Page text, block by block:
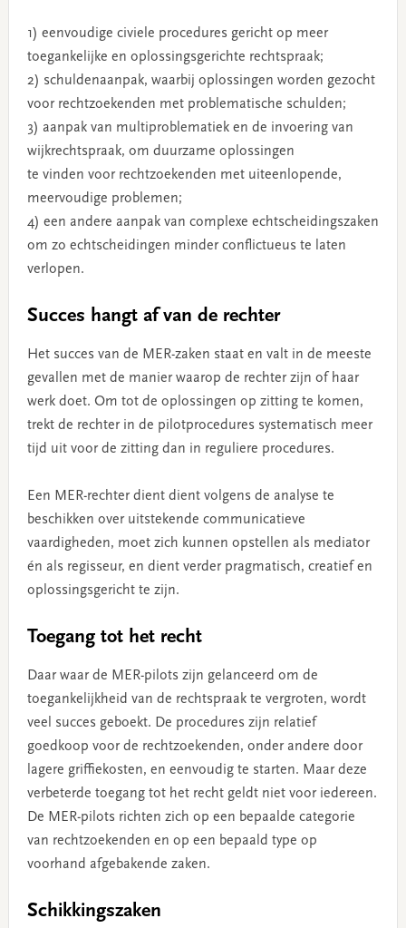
1) eenvoudige civiele procedures gericht op meer
toegankelijke en oplossingsgerichte rechtspraak;
2) schuldenaanpak, waarbij oplossingen worden gezocht
voor rechtzoekenden met problematische schulden;
3) aanpak van multi­problematiek en de invoering van
wijkrechtspraak, om duurzame oplossingen
te vinden voor rechtzoekenden met uiteenlopende,
meervoudige problemen;
4) een andere aanpak van complexe echtscheidingszaken
om zo echtscheidingen minder conflictueus te laten
verlopen.
Succes hangt af van de rechter
Het succes van de MER-zaken staat en valt in de meeste
gevallen met de manier waarop de rechter zijn of haar
werk doet. Om tot de oplossingen op zitting te komen,
trekt de rechter in de pilotprocedures systematisch meer
tijd uit voor de zitting dan in reguliere procedures.
Een MER-rechter dient dient volgens de analyse te
beschikken over uitstekende communicatieve
vaardigheden, moet zich kunnen opstellen als mediator
én als regisseur, en dient verder pragmatisch, creatief en
oplossingsgericht te zijn.
Toegang tot het recht
Daar waar de MER-pilots zijn gelanceerd om de
toegankelijkheid van de rechtspraak te vergroten, wordt
veel succes geboekt. De procedures zijn relatief
goedkoop voor de rechtzoekenden, onder andere door
lagere griffiekosten, en eenvoudig te starten. Maar deze
verbeterde toegang tot het recht geldt niet voor iedereen.
De MER-pilots richten zich op een bepaalde categorie
van rechtzoekenden en op een bepaald type op
voorhand afgebakende zaken.
Schikkingszaken